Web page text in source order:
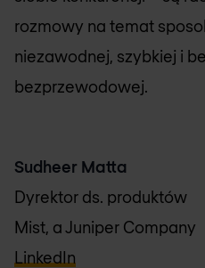
rozmowy na temat
niezawodnej, szybkiej i
bezprzewodowej.
Sudheer Matta
Dyrektor ds. produktów
Mist, a Juniper Company
LinkedIn